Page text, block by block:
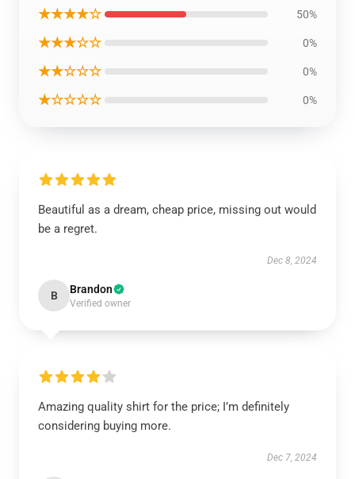
★★★★☆ 50%
★★★☆☆ 0%
★★☆☆☆ 0%
★☆☆☆☆ 0%
Beautiful as a dream, cheap price, missing out would
be a regret.
Dec 8, 2024
B Brandon
Verified owner
Amazing quality shirt for the price; I’m definitely
considering buying more.
Dec 7, 2024